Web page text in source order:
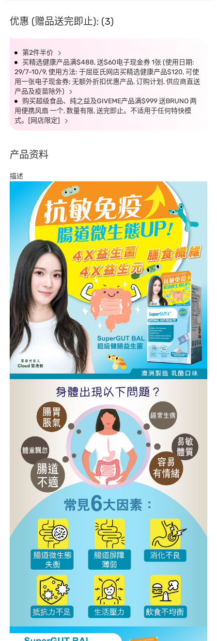
优惠 (赠品送完即止): (3)
第2件半价
买精选健康产品满$488, 送$60电子现金券 1张 (使用日期:
29/7-10/9, 使用方法: 于屈臣氏网店买精选健康产品$120, 可使
用一张电子现金券; 无额外折扣优惠产品, 订购计划, 供应商直送
产品及疫苗除外)
购买超级食品、纯之益及GIVEME产品满$999 送BRUNO 两
用便携风扇 一个, 数量有限, 送完即止。不适用于任何特快模
式。[网店限定]
产品资料
描述